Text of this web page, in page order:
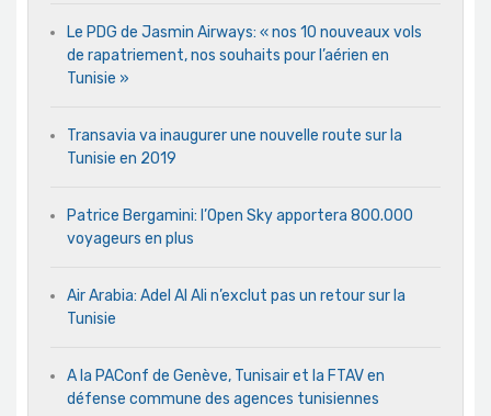
Le PDG de Jasmin Airways: « nos 10 nouveaux vols
de rapatriement, nos souhaits pour l’aérien en
Tunisie »
Transavia va inaugurer une nouvelle route sur la
Tunisie en 2019
Patrice Bergamini: l’Open Sky apportera 800.000
voyageurs en plus
Air Arabia: Adel Al Ali n’exclut pas un retour sur la
Tunisie
A la PAConf de Genève, Tunisair et la FTAV en
défense commune des agences tunisiennes